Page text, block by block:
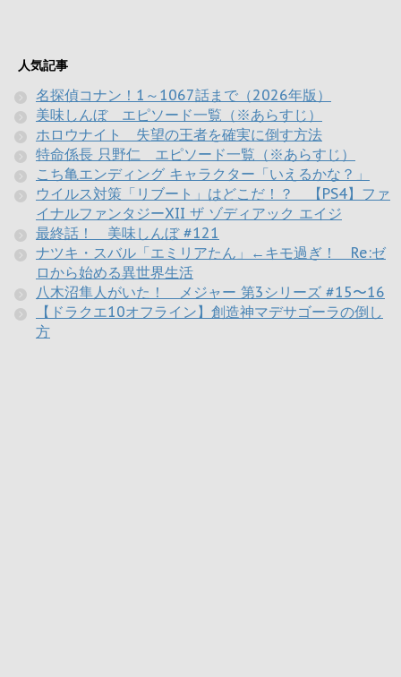
人気記事
名探偵コナン！1～1067話まで（2026年版）
美味しんぼ エピソード一覧（※あらすじ）
ホロウナイト 失望の王者を確実に倒す方法
特命係長 只野仁 エピソード一覧（※あらすじ）
こち亀エンディング キャラクター「いえるかな？」
ウイルス対策「リブート」はどこだ！？ 【PS4】ファ
イナルファンタジーXII ザ ゾディアック エイジ
最終話！ 美味しんぼ #121
ナツキ・スバル「エミリアたん」←キモ過ぎ！ Re:ゼ
ロから始める異世界生活
八木沼隼人がいた！ メジャー 第3シリーズ #15〜16
【ドラクエ10オフライン】創造神マデサゴーラの倒し
方